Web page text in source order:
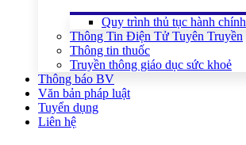
Quy trình thủ tục hành chính
Thông Tin Điện Tử Tuyên Truyền
Thông tin thuốc
Truyền thông giáo dục sức khoẻ
Thông báo BV
Văn bản pháp luật
Tuyển dụng
Liên hệ